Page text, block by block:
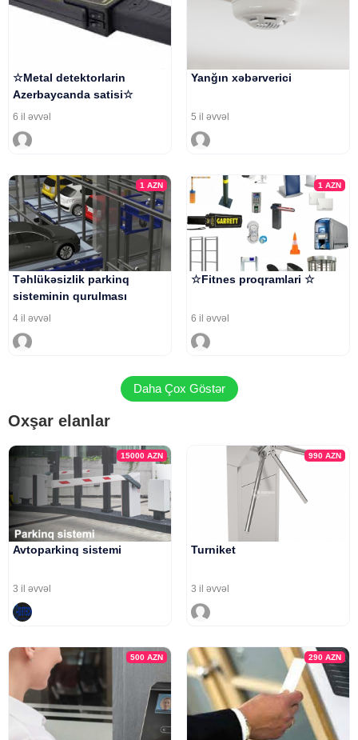
☆Metal detektorlarin
Azerbaycanda satisi☆
6 il əvvəl
Yanğın xəbərverici
5 il əvvəl
1AZN
Təhlükəsizlik parkinq
sisteminin qurulması
4 il əvvəl
1 AZN
☆Fitnes proqramlari ☆
6 il əvvəl
Daha Çox Göstər
Oxşar elanlar
15000AZN
Avtoparkinq sistemi
3 il əvvəl
990 AZN
Turniket
3 il əvvəl
500AZN 290 AZN